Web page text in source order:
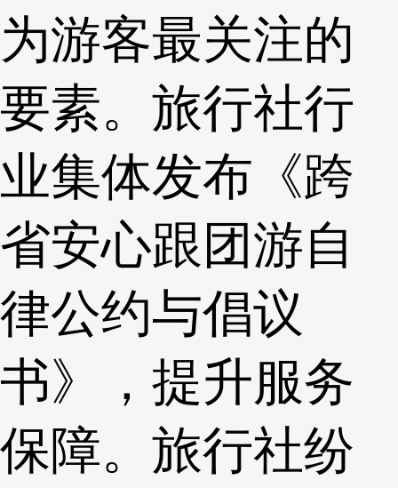
为游客最关注的
要素。旅行社行
业集体发布《跨
省安心跟团游自
律公约与倡议
书》，提升服务
保障。旅行社纷